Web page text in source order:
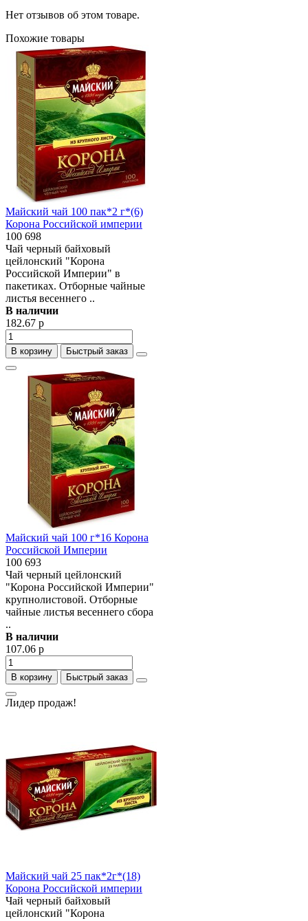
Нет отзывов об этом товаре.
Похожие товары
Майский чай 100 пак*2 г*(6)
Корона Российской империи
100 698
Чай черный байховый
цейлонский "Корона
Российской Империи" в
пакетиках. Отборные чайные
листья весеннего ..
В наличии
182.67 р
В корзину Быстрый заказ
Майский чай 100 г*16 Корона
Российской Империи
100 693
Чай черный цейлонский
"Корона Российской Империи"
крупнолистовой. Отборные
чайные листья весеннего сбора
..
В наличии
107.06 р
В корзину Быстрый заказ
Лидер продаж!
Майский чай 25 пак*2г*(18)
Корона Российской империи
Чай черный байховый
цейлонский "Корона